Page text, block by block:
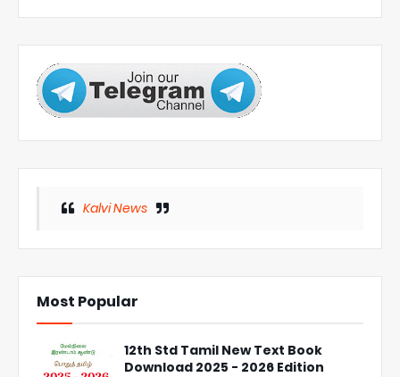
Kalvi News
Most Popular
12th Std Tamil New Text Book
Download 2025 - 2026 Edition